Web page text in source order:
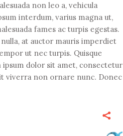
non leo a, vehicula
interdum, varius magna ut,
fames ac turpis egestas.
at auctor mauris imperdiet
ut nec turpis. Quisque
dolor sit amet, consectetur
viverra non ornare nunc. Donec